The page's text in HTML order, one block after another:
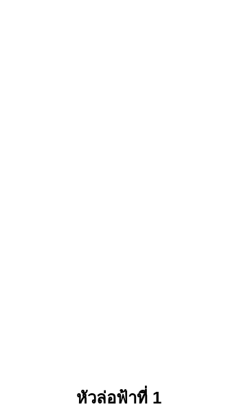
หัวล่อฟ้าที่ 1